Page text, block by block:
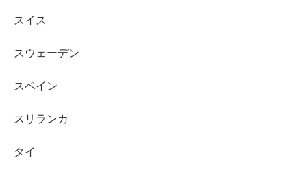
スイス
スウェーデン
スペイン
スリランカ
タイ